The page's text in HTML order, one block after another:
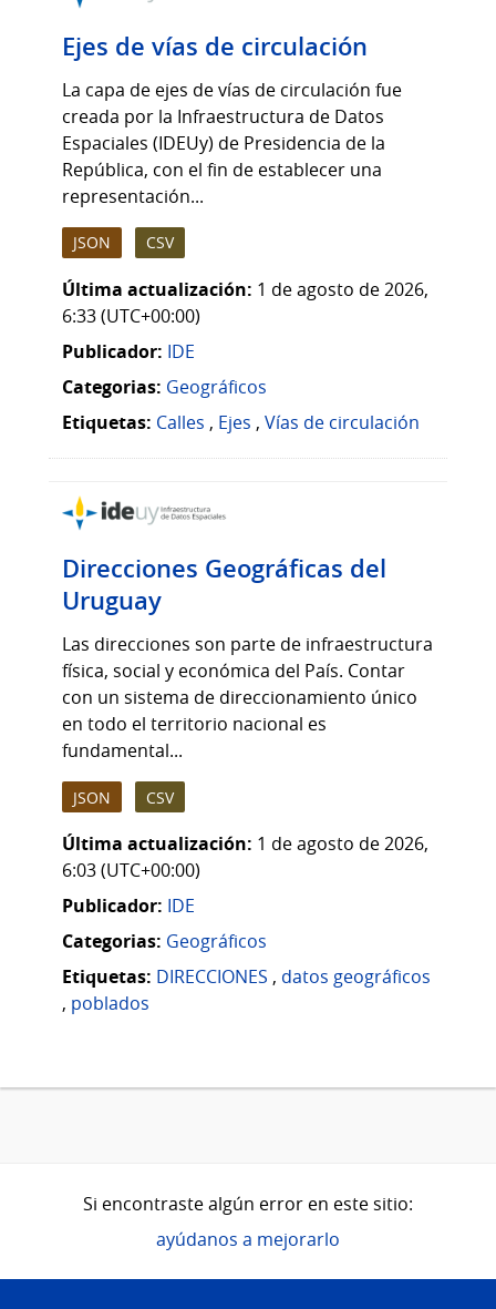
Ejes de vías de circulación
La capa de ejes de vías de circulación fue
creada por la Infraestructura de Datos
Espaciales (IDEUy) de Presidencia de la
República, con el fin de establecer una
representación...
JSON CSV
Última actualización: 1 de agosto de 2026,
6:33 (UTC+00:00)
Publicador: IDE
Categorias: Geográficos
Etiquetas: Calles , Ejes , Vías de circulación
Direcciones Geográficas del
Uruguay
Las direcciones son parte de infraestructura
física, social y económica del País. Contar
con un sistema de direccionamiento único
en todo el territorio nacional es
fundamental...
JSON CSV
Última actualización: 1 de agosto de 2026,
6:03 (UTC+00:00)
Publicador: IDE
Categorias: Geográficos
Etiquetas: DIRECCIONES , datos geográficos
, poblados
Si encontraste algún error en este sitio:
ayúdanos a mejorarlo